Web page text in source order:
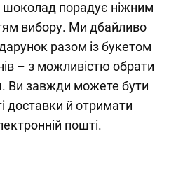
шоколад порадує ніжним
вибору. Ми дбайливо
разом із букетом
– з можливістю обрати
Ви завжди можете бути
доставки й отримати
пошті.